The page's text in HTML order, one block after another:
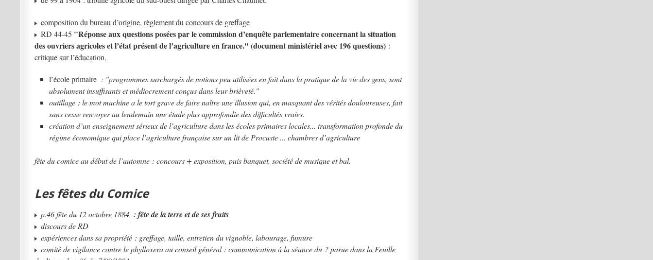
composition du bureau d’origine, règlement du concours de greffage
RD 44-45 "Réponse aux questions posées par le commission d’enquête parlementaire concernant la situation
des ouvriers agricoles et l’état présent de l’agriculture en france." (document ministériel avec 196 questions):
critique sur l’éducation,
l’école primaire : "programmes surchargés de notions peu utilisées en fait dans la pratique de la vie des gens, sont
absolument insuffisants et médiocrement conçus dans leur brièveté."
outillage : le mot machine ale tort grave de faire naître une illusion qui, en masquant des vérités douloureuses, fait
sans cesse renvoyer au lendemain une étude plus approfondie des difficultés vraies.
création d’un enseignement sérieux de l’agriculture dans les écoles primaires locales... transformation profonde du
régime économique qui place l’agriculture française sur un lit de Procuste ... chambres d’agriculture
fête du comice au début de l’automne : concours + exposition, puis banquet, société de musique et bal.
Les fêtes du Comice
p.46 fête du 12 octobre 1884 : fête de la terre et de ses fruits
discours de RD
expériences dans sa propriété : greffage, taille, entretien du vignoble, labourage, fumure
comité de vigilance contre le phylloxera au conseil général : communication à la séance du ? parue dans la Feuille